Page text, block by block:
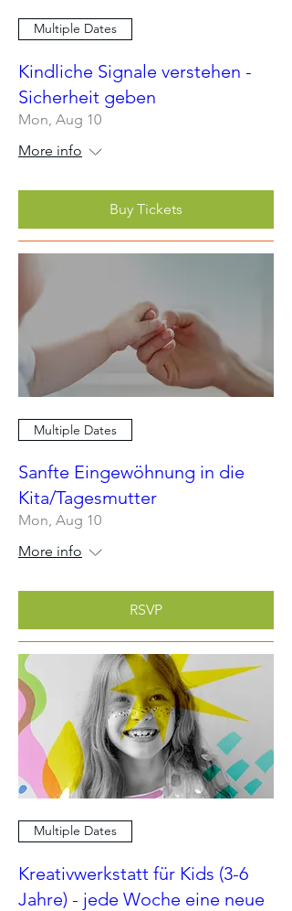
Multiple Dates
Kindliche Signale verstehen -
Sicherheit geben
Mon, Aug 10
More info
Buy Tickets
Multiple Dates
Sanfte Eingewöhnung in die
Kita/Tagesmutter
Mon, Aug 10
More info
RSVP
Multiple Dates
Kreativwerkstatt für Kids (3-6
Jahre) - jede Woche eine neue